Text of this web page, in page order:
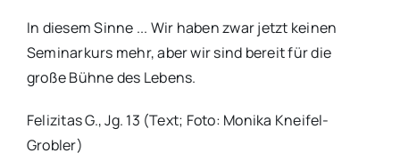
In diesem Sinne ... Wir haben zwar jetzt keinen
Seminarkurs mehr, aber wir sind bereit für die
große Bühne des Lebens.
Felizitas G., Jg. 13 (Text; Foto: Monika Kneifel-
Grobler)